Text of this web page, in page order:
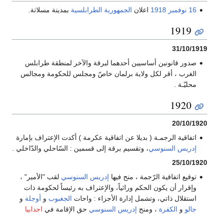
16 نوفمبر 1918 اعلان الجمهورية الطرابلسية بمدينة مسلاتة.
1919
31/10/1919
صدور قانونين أساسيين أحدهما لبرقة والآخر لمنطقة طرابلس
الغرب ، أقر لكل ولاية برلمان خاصّ ومجلس للحكومة ومجالس
محليّـة .
1920
20/10/1920
اتفاقية الرجمـة ( بديلا عن اتفاقية عكرمة ) أكدت الإعتراف بإمارة
إدريس السنوسي، وتقسيم برقة إلى قسمين : السّاحلي والدّاخلي .
25/10/1920
توقيع اتفاقية الرّجمة ، منح فيها إدريس السنوسي لقب "الأمير" ،
وإقرار أن يكون الحكم وراثياً، والإعتراف به رئيساً لحكومة ذات
استقلال ذاتي، وتشمل إدارة الأجزاء : واحات الجغبوب و أوجلة و
جالو و الكفرة ، ومنح إدريس السنوسي حق الإقامة في اجدابيا